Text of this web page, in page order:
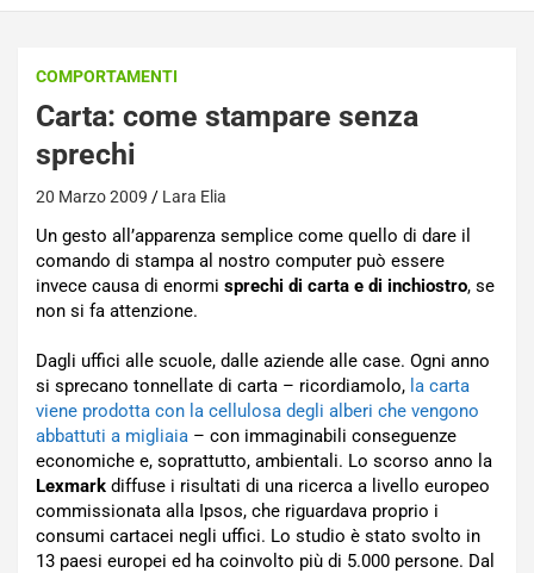
COMPORTAMENTI
Carta: come stampare senza
sprechi
20 Marzo 2009 Lara Elia
Un gesto all’apparenza semplice come quello di dare il
comando di stampa al nostro computer può essere
invece causa di enormi sprechi di carta e di inchiostro, se
non si fa attenzione.
Dagli uffici alle scuole, dalle aziende alle case. Ogni anno
si sprecano tonnellate di carta – ricordiamolo, la carta
viene prodotta con la cellulosa degli alberi che vengono
abbattuti a migliaia – con immaginabili conseguenze
economiche e, soprattutto, ambientali. Lo scorso anno la
Lexmark diffuse i risultati di una ricerca a livello europeo
commissionata alla Ipsos, che riguardava proprio i
consumi cartacei negli uffici. Lo studio è stato svolto in
13 paesi europei ed ha coinvolto più di 5.000 persone. Dal